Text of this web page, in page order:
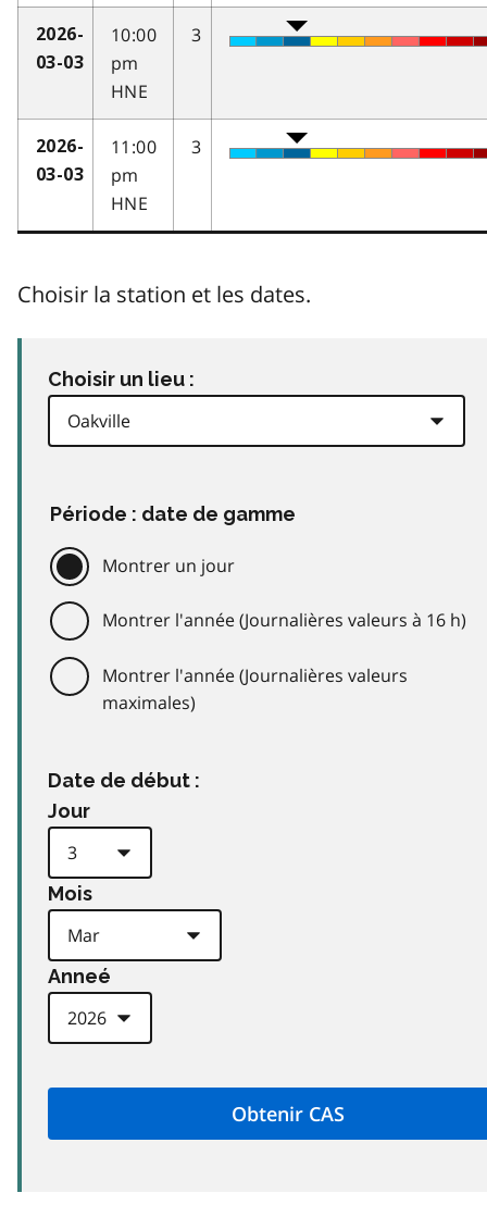
2026-
03-03
10:00
pm
HNE
3
2026-
03-03
11:00
pm
HNE
3
Choisir la station et les dates.
Choisir un lieu :
Période : date de gamme
Montrer un jour
Montrer l'année (Journalières valeurs à 16 h)
Montrer l'année (Journalières valeurs
maximales)
Date de début :
Jour
Mois
Anneé